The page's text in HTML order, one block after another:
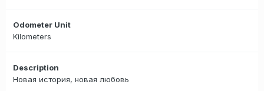
Odometer Unit
Kilometers
Description
Новая история, новая любовь